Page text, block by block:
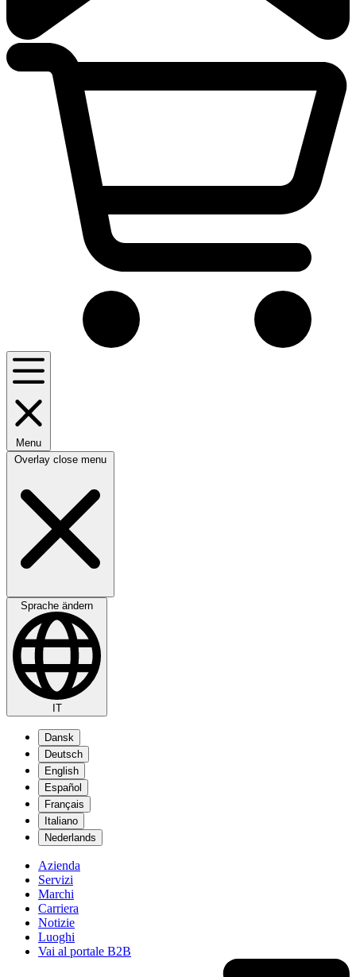
Menu
Overlay close menu
Sprache ändern
IT
Dansk
Deutsch
English
Español
Français
Italiano
Nederlands
Azienda
Servizi
Marchi
Carriera
Notizie
Luoghi
Vai al portale B2B